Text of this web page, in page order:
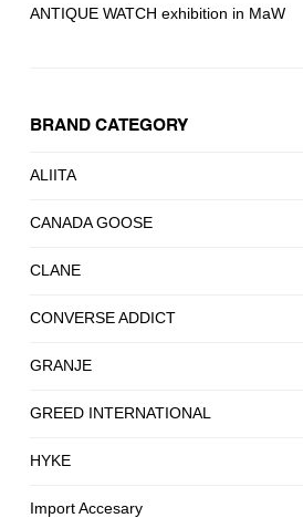
ANTIQUE WATCH exhibition in MaW
BRAND CATEGORY
ALIITA
CANADA GOOSE
CLANE
CONVERSE ADDICT
GRANJE
GREED INTERNATIONAL
HYKE
Import Accesary